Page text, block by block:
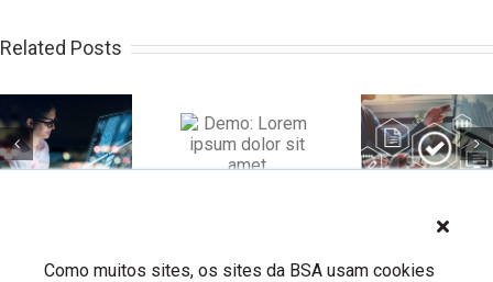
Related Posts
Demo: Lorem
ipsum dolor sit
Demo: Lorem
ipsum dolor sit
Demo:
ipsum
Como muitos sites, os sites da BSA usam cookies